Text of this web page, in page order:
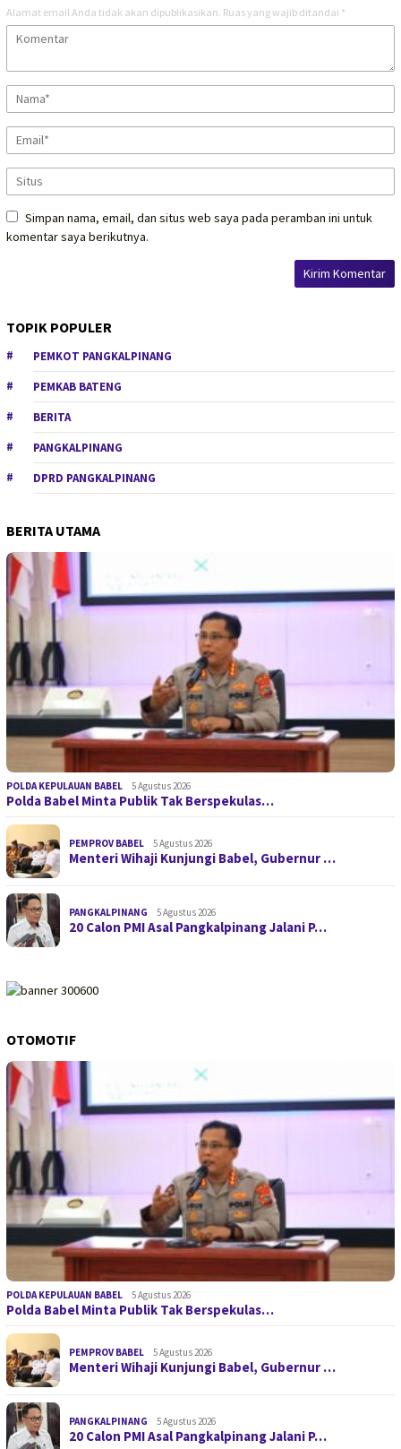
Alamat email Anda tidak akan dipublikasikan. Ruas yang wajib ditandai *
Simpan nama, email, dan situs web saya pada peramban ini untuk
komentar saya berikutnya.
TOPIK POPULER
PEMKOT PANGKALPINANG
PEMKAB BATENG
BERITA
PANGKALPINANG
DPRD PANGKALPINANG
BERITA UTAMA
POLDA KEPULAUAN BABEL 5 Agustus 2026
Polda Babel Minta Publik Tak Berspekulas…
PEMPROV BABEL 5 Agustus 2026
Menteri Wihaji Kunjungi Babel, Gubernur …
PANGKALPINANG 5 Agustus 2026
20 Calon PMI Asal Pangkalpinang Jalani P…
OTOMOTIF
POLDA KEPULAUAN BABEL 5 Agustus 2026
Polda Babel Minta Publik Tak Berspekulas…
PEMPROV BABEL 5 Agustus 2026
Menteri Wihaji Kunjungi Babel, Gubernur …
PANGKALPINANG 5 Agustus 2026
20 Calon PMI Asal Pangkalpinang Jalani P…